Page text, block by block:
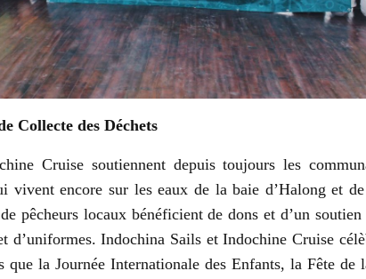
Collecte des Déchets
Cruise soutiennent depuis toujours les
vivent encore sur les eaux de la baie d’Halong et
pêcheurs locaux bénéficient de dons et d’un
d’uniformes. Indochina Sails et Indochine Cruise
que la Journée Internationale des Enfants, la Fête